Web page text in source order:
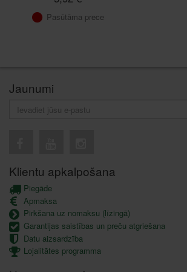
Pasūtāma prece
Jaunumi
Klientu apkalpošana
Piegāde
Apmaksa
Pirkšana uz nomaksu (līzingā)
Garantijas saistības un preču atgriešana
Datu aizsardzība
Lojalitātes programma